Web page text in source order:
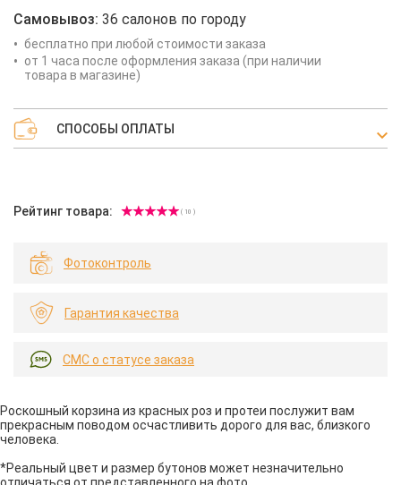
Самовывоз: 36 салонов по городу
бесплатно при любой стоимости заказа
от 1 часа после оформления заказа (при наличии
товара в магазине)
СПОСОБЫ ОПЛАТЫ
Рейтинг товара: ( 10 )
Фотоконтроль
Гарантия качества
СМС о статусе заказа
Роскошный корзина из красных роз и протеи послужит вам
прекрасным поводом осчастливить дорого для вас, близкого
человека.
*Реальный цвет и размер бутонов может незначительно